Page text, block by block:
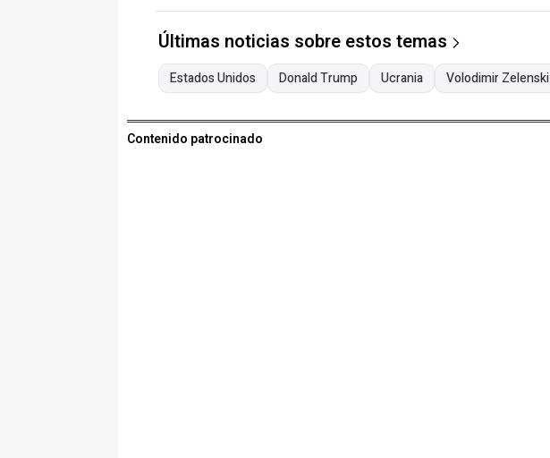
Últimas noticias sobre estos temas
Estados Unidos Donald Trump Ucrania Volodimir Zelenski
Contenido patrocinado